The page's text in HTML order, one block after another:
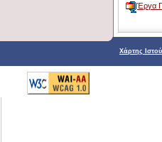
Έργα
Χάρτης Ιστού